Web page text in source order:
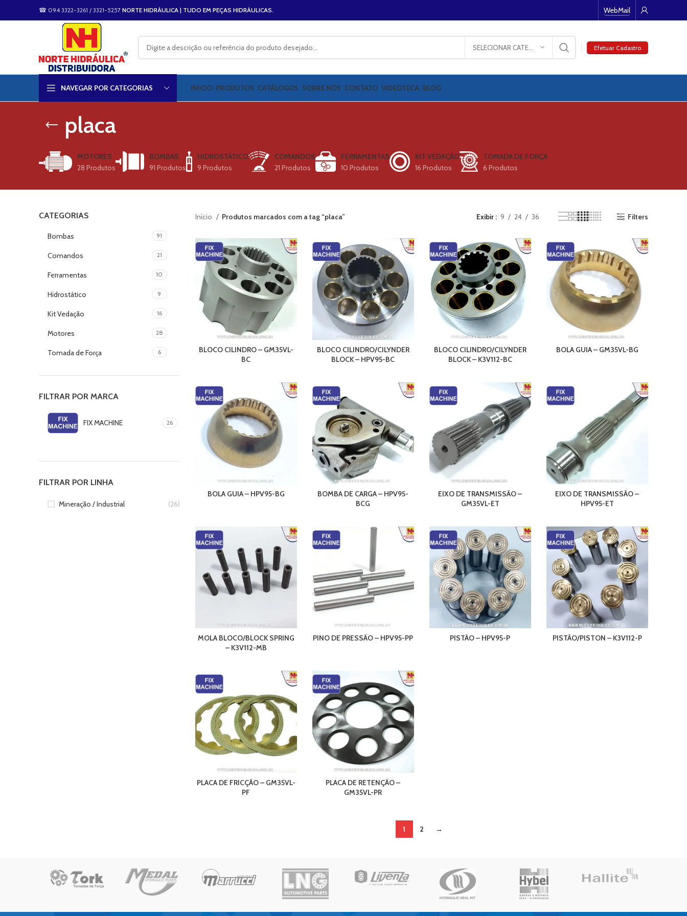
☎ 094 3322-3261 / 3321-5257 NORTE HIDRÁULICA | TUDO EM PEÇAS HIDRÁULICAS. WebMail
Efetuar Cadastro
NAVEGAR POR CATEGORIAS INICIO PRODUTOS CATÁLOGOS SOBRE NÓS CONTATO VIDEOTECA BLOG
placa
MOTORES
28 Produtos
BOMBAS
91 Produtos
HIDROSTÁTICO
9 Produtos
COMANDOS
21 Produtos
FERRAMENTAS
10 Produtos
KIT VEDAÇÃO
16 Produtos
TOMADA DE FORÇA
6 Produtos
CATEGORIAS
Bombas 91
Comandos 21
Ferramentas 10
Hidrostático 9
Kit Vedação 16
Motores 28
Tomada de Força 6
FILTRAR POR MARCA
FIX MACHINE 26
FILTRAR POR LINHA
Mineração / Industrial (26)
Início Produtos marcados com a tag “placa” Exibir 9 24 36 Filters
BLOCO CILINDRO – GM35VL-
BC
BLOCO CILINDRO/CILYNDER
BLOCK – HPV95-BC
BLOCO CILINDRO/CILYNDER
BLOCK – K3V112-BC
BOLA GUIA – GM35VL-BG
BOLA GUIA – HPV95-BG
BOMBA DE CARGA – HPV95-
BCG
EIXO DE TRANSMISSÃO –
GM35VL-ET
EIXO DE TRANSMISSÃO –
HPV95-ET
MOLA BLOCO/BLOCK SPRING
– K3V112-MB
PINO DE PRESSÃO – HPV95-PP PISTÃO – HPV95-P PISTÃO/PISTON – K3V112-P
PLACA DE FRICÇÃO – GM35VL-
PF
PLACA DE RETENÇÃO –
GM35VL-PR
1 2 →